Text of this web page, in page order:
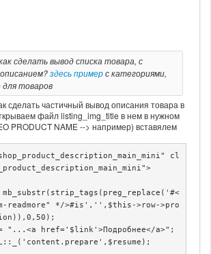
сделать вывод списка товара, с
здесь примерс категориями,
товаров
сделать частичный вывод описания товара в
файл listing_img_title в нем в нужном
PRODUCT NAME --> например) вставялем
cl
readmore" */>#is','',$this->row->pro